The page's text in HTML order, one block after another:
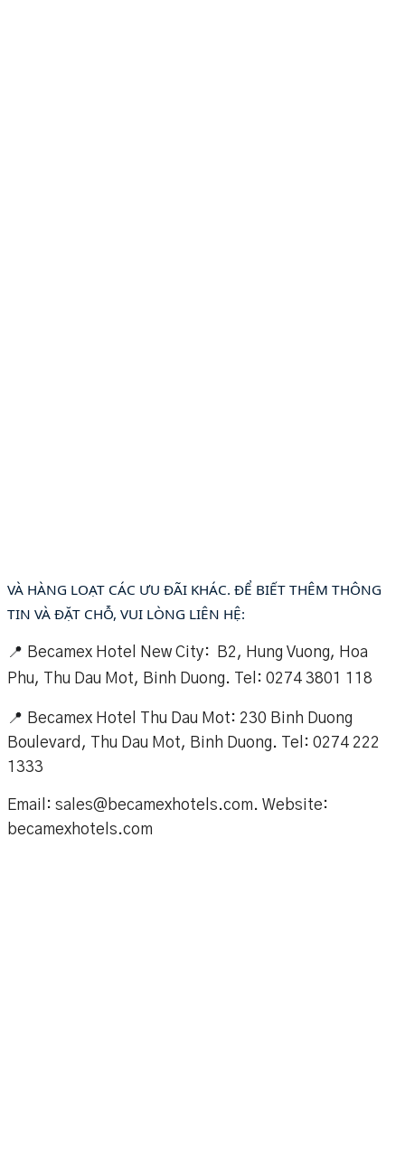
VÀ HÀNG LOẠT CÁC ƯU ĐÃI KHÁC. ĐỂ BIẾT THÊM THÔNG
TIN VÀ ĐẶT CHỖ, VUI LÒNG LIÊN HỆ:
📍 Becamex Hotel New City: B2, Hung Vuong, Hoa
Phu, Thu Dau Mot, Binh Duong.
Tel: 0274 3801 118
📍 Becamex Hotel Thu Dau Mot: 230 Binh Duong
Boulevard, Thu Dau Mot, Binh Duong. Tel: 0274 222
1333
Email: sales@becamexhotels.com. Website:
becamexhotels.com